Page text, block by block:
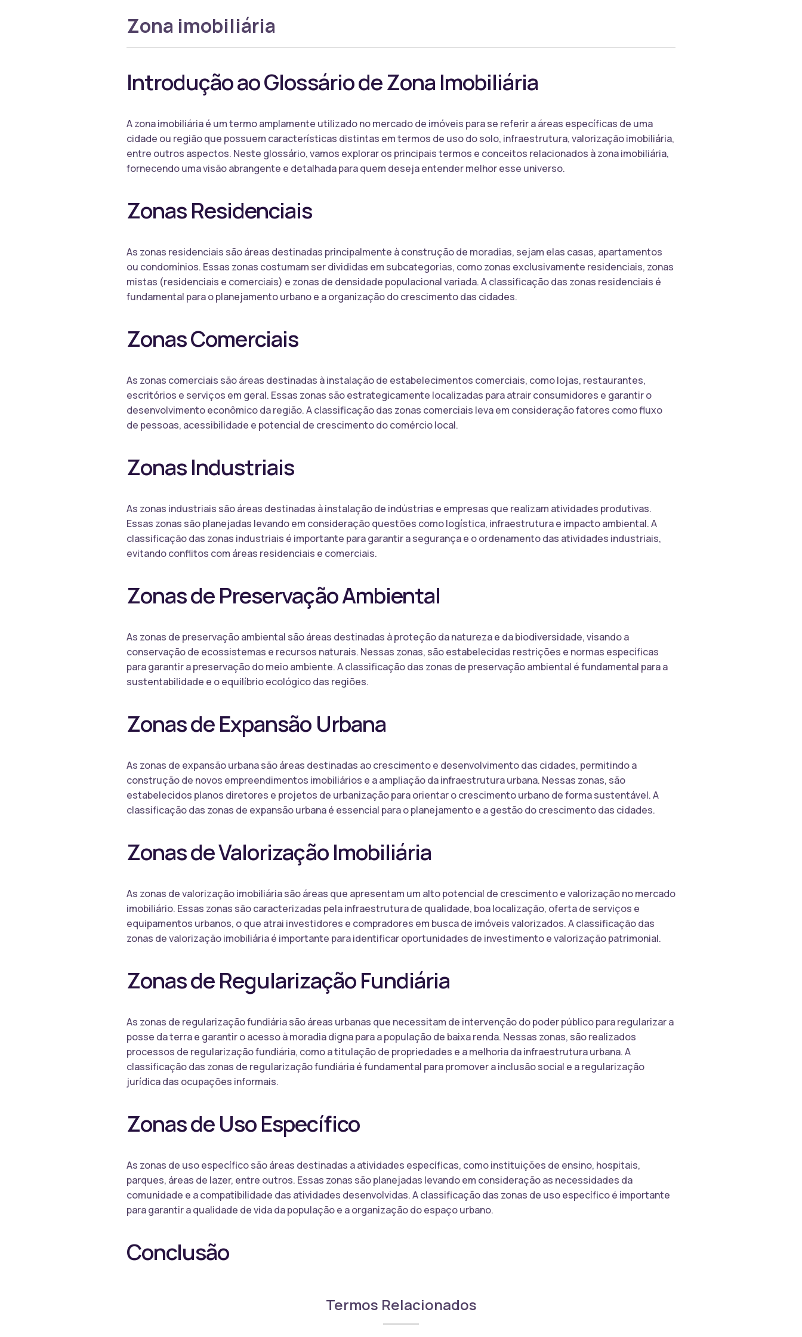
Zona imobiliária
Introdução ao Glossário de Zona Imobiliária
A zona imobiliária é um termo amplamente utilizado no mercado de imóveis para se referir a áreas específicas de uma
cidade ou região que possuem características distintas em termos de uso do solo, infraestrutura, valorização imobiliária,
entre outros aspectos. Neste glossário, vamos explorar os principais termos e conceitos relacionados à zona imobiliária,
fornecendo uma visão abrangente e detalhada para quem deseja entender melhor esse universo.
Zonas Residenciais
As zonas residenciais são áreas destinadas principalmente à construção de moradias, sejam elas casas, apartamentos
ou condomínios. Essas zonas costumam ser divididas em subcategorias, como zonas exclusivamente residenciais, zonas
mistas (residenciais e comerciais) e zonas de densidade populacional variada. A classificação das zonas residenciais é
fundamental para o planejamento urbano e a organização do crescimento das cidades.
Zonas Comerciais
As zonas comerciais são áreas destinadas à instalação de estabelecimentos comerciais, como lojas, restaurantes,
escritórios e serviços em geral. Essas zonas são estrategicamente localizadas para atrair consumidores e garantir o
desenvolvimento econômico da região. A classificação das zonas comerciais leva em consideração fatores como fluxo
de pessoas, acessibilidade e potencial de crescimento do comércio local.
Zonas Industriais
As zonas industriais são áreas destinadas à instalação de indústrias e empresas que realizam atividades produtivas.
Essas zonas são planejadas levando em consideração questões como logística, infraestrutura e impacto ambiental. A
classificação das zonas industriais é importante para garantir a segurança e o ordenamento das atividades industriais,
evitando conflitos com áreas residenciais e comerciais.
Zonas de Preservação Ambiental
As zonas de preservação ambiental são áreas destinadas à proteção da natureza e da biodiversidade, visando a
conservação de ecossistemas e recursos naturais. Nessas zonas, são estabelecidas restrições e normas específicas
para garantir a preservação do meio ambiente. A classificação das zonas de preservação ambiental é fundamental para a
sustentabilidade e o equilíbrio ecológico das regiões.
Zonas de Expansão Urbana
As zonas de expansão urbana são áreas destinadas ao crescimento e desenvolvimento das cidades, permitindo a
construção de novos empreendimentos imobiliários e a ampliação da infraestrutura urbana. Nessas zonas, são
estabelecidos planos diretores e projetos de urbanização para orientar o crescimento urbano de forma sustentável. A
classificação das zonas de expansão urbana é essencial para o planejamento e a gestão do crescimento das cidades.
Zonas de Valorização Imobiliária
As zonas de valorização imobiliária são áreas que apresentam um alto potencial de crescimento e valorização no mercado
imobiliário. Essas zonas são caracterizadas pela infraestrutura de qualidade, boa localização, oferta de serviços e
equipamentos urbanos, o que atrai investidores e compradores em busca de imóveis valorizados. A classificação das
zonas de valorização imobiliária é importante para identificar oportunidades de investimento e valorização patrimonial.
Zonas de Regularização Fundiária
As zonas de regularização fundiária são áreas urbanas que necessitam de intervenção do poder público para regularizar a
posse da terra e garantir o acesso à moradia digna para a população de baixa renda. Nessas zonas, são realizados
processos de regularização fundiária, como a titulação de propriedades e a melhoria da infraestrutura urbana. A
classificação das zonas de regularização fundiária é fundamental para promover a inclusão social e a regularização
jurídica das ocupações informais.
Zonas de Uso Específico
As zonas de uso específico são áreas destinadas a atividades específicas, como instituições de ensino, hospitais,
parques, áreas de lazer, entre outros. Essas zonas são planejadas levando em consideração as necessidades da
comunidade e a compatibilidade das atividades desenvolvidas. A classificação das zonas de uso específico é importante
para garantir a qualidade de vida da população e a organização do espaço urbano.
Conclusão
Termos Relacionados